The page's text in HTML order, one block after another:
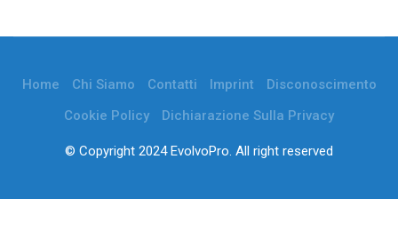
Home Chi Siamo Contatti Imprint
Disconoscimento
Cookie Policy
Dichiarazione Sulla Privacy
© Copyright 2024 EvolvoPro. All right reserved